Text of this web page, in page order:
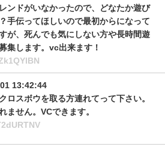
ンドがいなかったので、どなたか遊び
手伝ってほしいので最初からになって
が、死んでも気にしない方や長時間遊
集します。vc出来ます！
13:42:44
ロスボウを取る方連れてって下さい。
ません。VCできます。